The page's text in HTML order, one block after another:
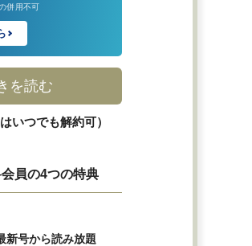
併用不可
を読む
いつでも解約可）
員の4つの特典
新号から読み放題